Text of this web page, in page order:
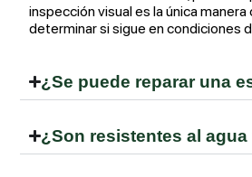
inspección visual es la única
determinar si sigue en condiciones
¿Se puede reparar una
¿Son resistentes al